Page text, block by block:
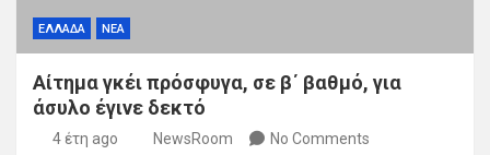
ΕΛΛΑΔΑ ΝΕΑ
Αίτημα γκέι πρόσφυγα, σε β΄ βαθμό, για
άσυλο έγινε δεκτό
4 έτη ago NewsRoom No Comments